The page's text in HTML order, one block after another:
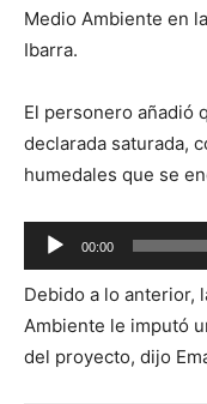
Medio Ambiente en
Ibarra.
El personero añadió
declarada saturada,
humedales que se
Reproductor
de
audio
00:00
Debido a lo anterior,
Ambiente le imputó
del proyecto, dijo